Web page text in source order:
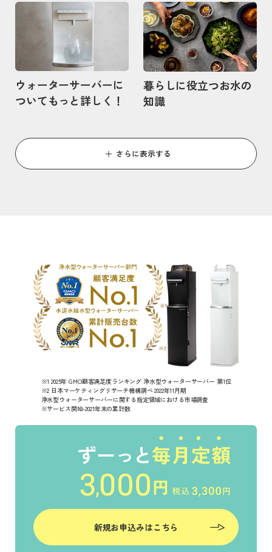
ウォーターサーバーに
ついてもっと詳しく！
記事を読む
暮らしに役立つお水の
知識
記事を読む
さらに表示する
※1 2025年 GMO顧客満足度ランキング 浄水型ウォーターサーバー 第1位
※2 日本マーケティングリサーチ機構調べ 2022年11月期
浄水型ウォーターサーバーに関する指定領域における市場調査
※サービス開始-2021年末の累計数
新規お申込みはこちら